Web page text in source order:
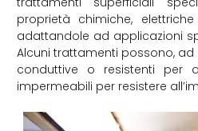
proprietà chimiche,
adattandole ad applicazioni
Alcuni trattamenti possono,
conduttive o resistenti per
impermeabili per resistere